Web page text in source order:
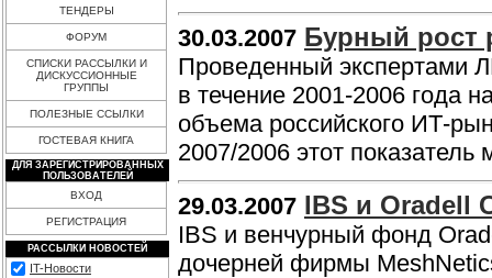
ТЕНДЕРЫ
ФОРУМ
СПИСКИ РАССЫЛКИ И
ДИСКУССИОННЫЕ
ГРУППЫ
ПОЛЕЗНЫЕ ССЫЛКИ
ГОСТЕВАЯ КНИГА
ДЛЯ ЗАРЕГИСТРИРОВАННЫХ
ПОЛЬЗОВАТЕЛЕЙ
ВХОД
РЕГИСТРАЦИЯ
РАССЫЛКИ НОВОСТЕЙ
IT-Новости
30.03.2007 Бурный рост
Проведенный экспертами
в течение 2001-2006 года
объема российского ИТ-
2007/2006 этот
29.03.2007 IBS и Oradell
IBS и венчурный фонд
дочерней фирмы